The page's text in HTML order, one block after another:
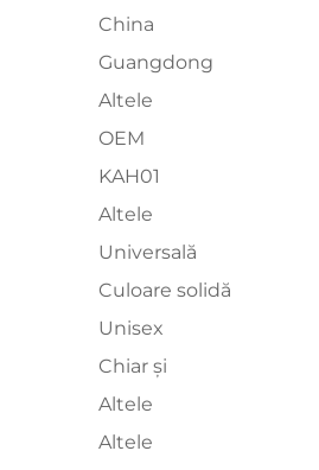
China
Guangdong
Altele
OEM
KAH01
Altele
Universală
Culoare solidă
Unisex
Chiar şi
Altele
Altele